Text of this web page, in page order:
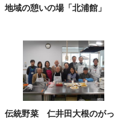
地域の憩いの場「北浦館」
伝統野菜 仁井田大根のがっ